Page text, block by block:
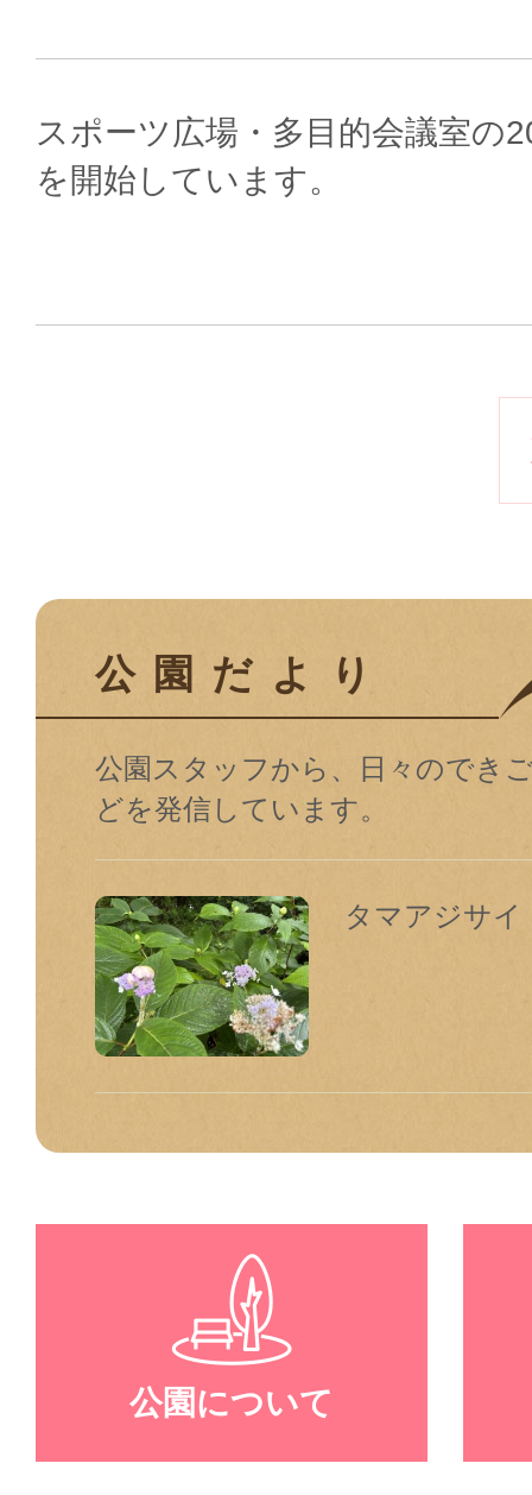
スポーツ広場・多目的会議室の
を開始しています。
公園だより
公園スタッフから、日々のでき
どを発信しています。
タマアジサイ
公園について